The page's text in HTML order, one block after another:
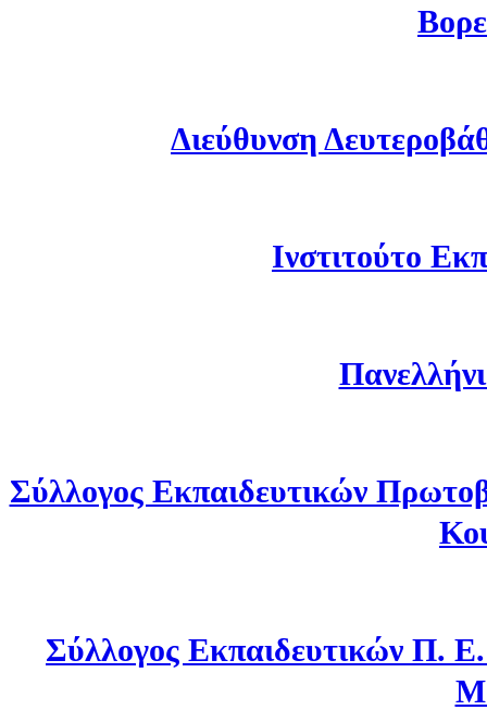
Διεύθυνση
Ινστιτούτο
Σύλλογος Εκπαιδευτικών
Σύλλογος Εκπαιδευτικών Π.